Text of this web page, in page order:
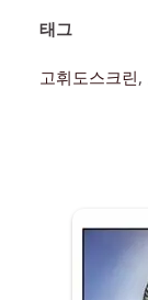
태그
고휘도스크린,